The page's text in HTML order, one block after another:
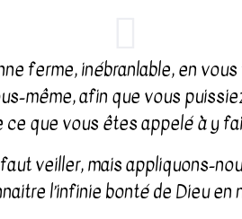
ferme, inébranlable, en
même, afin que vous
ce que vous êtes appelé à y
veiller, mais appliquons-
l’infinie bonté de Dieu en